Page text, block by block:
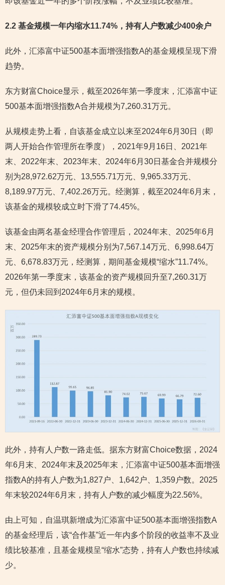
2.2 基金规模一年内缩水11.74%，持有人户数减少400余户
此外，汇添富中证500基本面增强指数A的基金规模呈现下滑
趋势。
东方财富Choice显示，截至2026年第一季度末，汇添富中证
500基本面增强指数A合并规模为7,260.31万元。
从规模走势上看，自该基金成立以来至2024年6月30日（即
两人开始合作管理所在季度），2021年9月16日、2021年
末、2022年末、2023年末、2024年6月30日基金合并规模分
别为28,972.62万元、13,555.71万元、9,965.33万元、
8,189.97万元、7,402.26万元。经测算，截至2024年6月末，
该基金的规模较成立时下滑了74.45%。
该基金由两名基金经理合作管理后，2024年末、2025年6月
末、2025年末的资产规模分别为7,567.14万元、6,998.64万
元、6,678.83万元，经测算，期间基金规模“缩水”11.74%。
2026年第一季度末，该基金的资产规模回升至7,260.31万
元，但仍未回到2024年6月末的规模。
此外，持有人户数一路走低。据东方财富Choice数据，2024
年6月末、2024年末及2025年末，汇添富中证500基本面增强
指数A的持有人户数为1,827户、1,642户、1,359户数。2025
年末较2024年6月末，持有人户数的减少幅度为22.56%。
由上可知，自温琪新增成为汇添富中证500基本面增强指数A
的基金经理后，该“合作基”近一年内多个阶段的收益率不及业
绩比较基准，且基金规模呈“缩水”态势，持有人户数也持续减
少。